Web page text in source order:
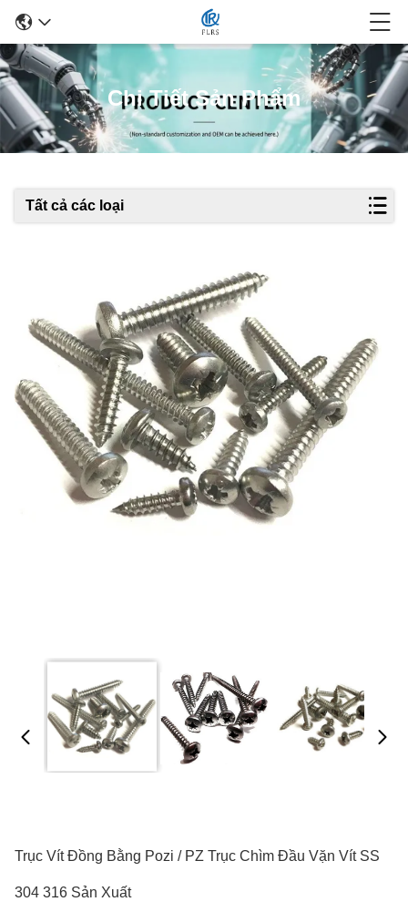
Chi Tiết Sản Phẩm
Tất cả các loại
Trục Vít Đồng Bằng Pozi / PZ Trục Chìm Đầu Vặn Vít SS
304 316 Sản Xuất